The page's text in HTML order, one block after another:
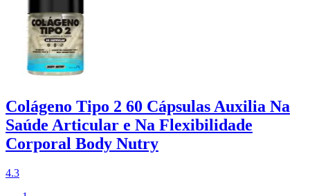
Colágeno Tipo 2 60 Cápsulas Auxilia Na
Saúde Articular e Na Flexibilidade
Corporal Body Nutry
4.3